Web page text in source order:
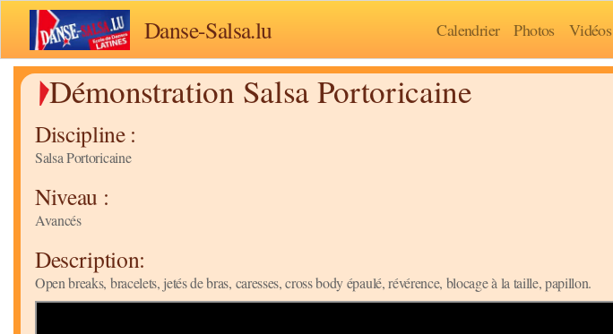
Danse-Salsa.lu Calendrier Photos Vidéos
Démonstration Salsa Portoricaine
Discipline :
Salsa Portoricaine
Niveau :
Avancés
Description:
Open breaks, bracelets, jetés de bras, caresses, cross body épaulé, révérence, blocage à la taille, papillon.